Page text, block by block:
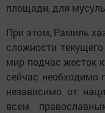
площади, для
При этом, Рамиль
сложности
мир подчас жесток
сейчас
независимо от
всем